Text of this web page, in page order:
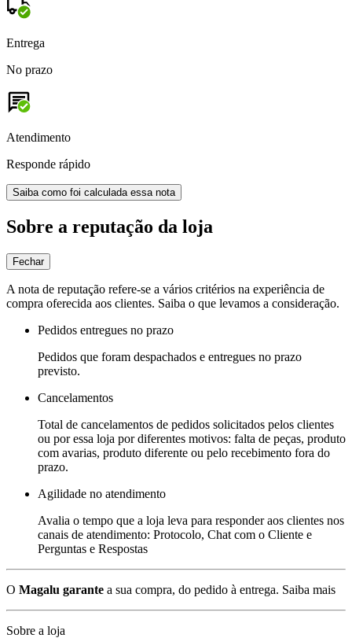
Entrega
No prazo
Atendimento
Responde rápido
Saiba como foi calculada essa nota
Sobre a reputação da loja
Fechar
A nota de reputação refere-se a vários critérios na experiência de
compra oferecida aos clientes. Saiba o que levamos a consideração.
Pedidos entregues no prazo
Pedidos que foram despachados e entregues no prazo
previsto.
Cancelamentos
Total de cancelamentos de pedidos solicitados pelos clientes
ou por essa loja por diferentes motivos: falta de peças, produto
com avarias, produto diferente ou pelo recebimento fora do
prazo.
Agilidade no atendimento
Avalia o tempo que a loja leva para responder aos clientes nos
canais de atendimento: Protocolo, Chat com o Cliente e
Perguntas e Respostas
O Magalu garante a sua compra, do pedido à entrega. Saiba mais
Sobre a loja